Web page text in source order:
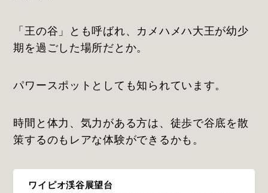
「王の谷」とも呼ばれ、カメハメハ大王が幼少
期を過ごした場所だとか。
パワースポットとしても知られています。
時間と体力、気力がある方は、徒歩で谷底を散
策するのもレアな体験ができるかも。
ワイピオ渓谷展望台